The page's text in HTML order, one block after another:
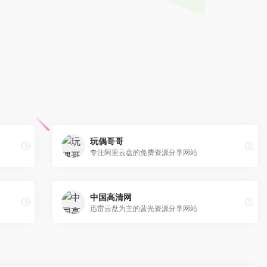
玩偶哥哥
专注阿里云盘的免费资源分享网站
中国高清网
迅雷云盘为主的蓝光资源分享网站